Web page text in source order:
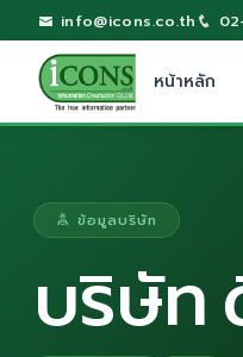
info@icons.co.th
หน้าหลัก
ข้อมูลบริษัท
บริษัท